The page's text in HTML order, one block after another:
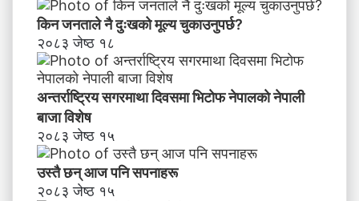
किन जनताले नै दुःखको मूल्य चुकाउनुपर्छ?
२०८३ जेष्ठ १८
अन्तर्राष्ट्रिय सगरमाथा दिवसमा भिटाेफ नेपालकाे नेपाली
बाजा विशेष
२०८३ जेष्ठ १५
उस्तै छन् आज पनि सपनाहरू
२०८३ जेष्ठ १५